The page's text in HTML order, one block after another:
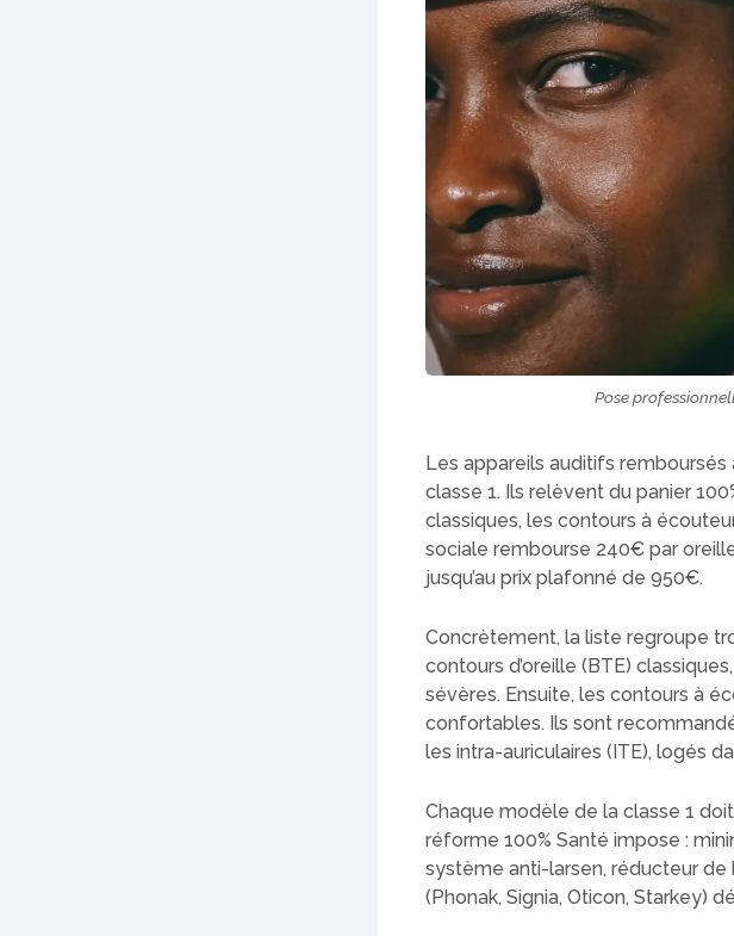
Pose
Les appareils auditifs
classe 1. Ils relèvent du panier
classiques, les contours à
sociale rembourse 240€ par
jusqu’au prix plafonné de 950€.
Concrètement, la liste regroupe
contours d’oreille (BTE)
sévères. Ensuite, les contours à
confortables. Ils sont
les intra-auriculaires (ITE), logés
Chaque modèle de la classe 1
réforme 100% Santé impose :
système anti-larsen, réducteur de
(Phonak, Signia, Oticon, Starkey)